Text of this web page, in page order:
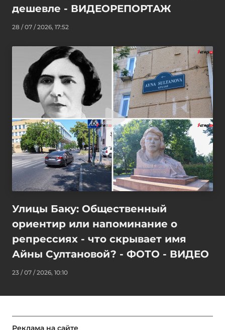
дешевле - ВИДЕОРЕПОРТАЖ
28 / 07 / 2026, 17:52
Улицы Баку: Общественный
ориентир или напоминание о
репрессиях - что скрывает имя
Айны Султановой? - ФОТО - ВИДЕО
23 / 07 / 2026, 10:10
Реклама на сайте